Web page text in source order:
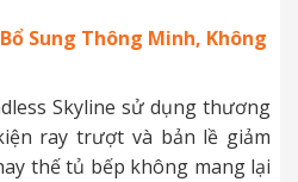
Sung Thông Minh, Không
Skyline sử dụng thương
ray trượt và bản lề giảm
thế tủ bếp không mang lại